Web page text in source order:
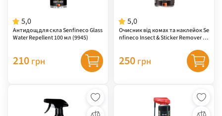
5,0
Антидощ для скла Senfineco Glass
Water Repellent 100 мл (9945)
210 грн
5,0
Очисник від комах та наклейок Se
nfineco Insect & Sticker Remover 40
250 грн